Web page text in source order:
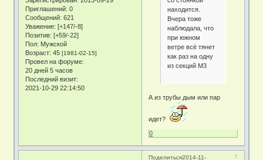
Приглашений: 0
Сообщений: 621
Уважение: [+147/-8]
Позитив: [+59/-22]
Пол: Мужской
Возраст: 45[1981-02-15]
Провел на форуме:
20 дней 5 часов
Последний визит:
2021-10-29 22:14:50
находится.
Вчера тоже
наблюдала, что
при южном
ветре всё тянет
как раз на одну
из секций М3
А из трубы дым или пар
идет?
0
Поделиться 7
2014-11-